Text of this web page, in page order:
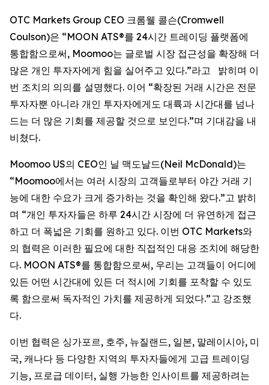
OTC Markets Group CEO 크롬웰 콜슨(Cromwell
Coulson)은 “MOON ATS®를 24시간 트레이딩 플랫폼에
통합함으로써, Moomoo는 글로벌 시장 접근성을 확장해 더
많은 개인 투자자에게 힘을 실어주고 있다.”라고 밝히며 이
번 조치의 의의를 설명했다. 이어 “확장된 거래 시간은 전문
투자자뿐 아니라 개인 투자자에게도 대륙과 시간대를 넘나
드는 더 많은 기회를 제공할 것으로 보인다.”며 기대감을 내
비쳤다.
Moomoo US의 CEO인 닐 맥도날드(Neil McDonald)는
“Moomoo에서는 여러 시장의 고객들로부터 야간 거래 기
능에 대한 수요가 크게 증가하는 것을 확인해 왔다.”고 밝히
며 “개인 투자자들은 하루 24시간 시장에 더 유연하게 접근
하고 더 폭넓은 기회를 원하고 있다. 이번 OTC Markets와
의 협력은 이러한 필요에 대한 직접적인 대응 조치에 해당한
다. MOON ATS®를 통합함으로써, 우리는 고객들이 어디에
있든 어떤 시간대에 있든 더 적시에 기회를 포착할 수 있도
록 함으로써 독자적인 가치를 제공하게 되었다.”고 강조했
다.
이번 협력은 싱가포르, 호주, 뉴질랜드, 일본, 말레이시아, 미
국, 캐나다 등 다양한 지역의 투자자들에게 고급 트레이딩
기능, 프로급 데이터, 실행 가능한 인사이트를 제공하려는